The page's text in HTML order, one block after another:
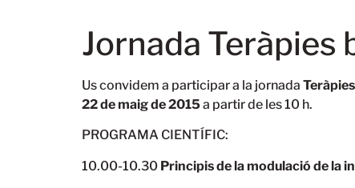
Jornada Teràpies
Us convidem a participar a la jornada
22 de maig de 2015a partir de les 10 h.
PROGRAMA CIENTÍFIC:
10.00-10.30 Principis de la modulació de la